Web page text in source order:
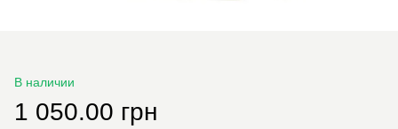
В наличии
1 050.00 грн